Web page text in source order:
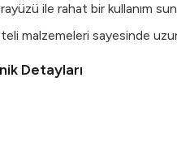
ile rahat bir kullanım
malzemeleri sayesinde
Detayları